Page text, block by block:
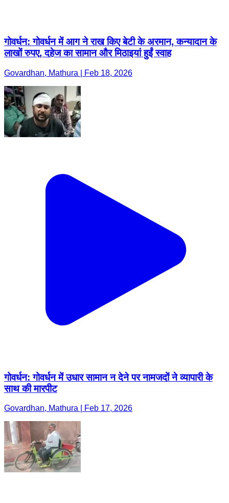
गोवर्धन: गोवर्धन में आग ने राख किए बेटी के अरमान, कन्यादान के
लाखों रुपए, दहेज का सामान और मिठाइयां हुईं स्वाह
Govardhan, Mathura | Feb 18, 2026
गोवर्धन: गोवर्धन में उधार सामान न देने पर नामजदों ने व्यापारी के
साथ की मारपीट
Govardhan, Mathura | Feb 17, 2026